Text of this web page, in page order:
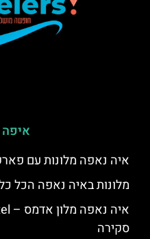
איפה
איה נאפה מלונות עם
מלונות באיה נאפה הכל
סקירה